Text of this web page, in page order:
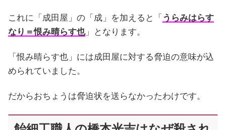
これに「成田屋」の「成」を加えると「 うらみはらす
なり＝恨み晴らす也」となります。
「恨み晴らす也」には成田屋に対する脅迫の意味が込
められていました。
だからおちょうは脅迫状を送らなかったわけです。